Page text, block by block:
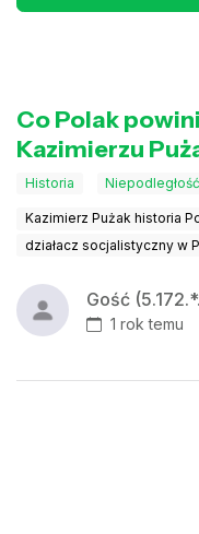
Co Polak
Kazimierzu
Historia Niepodległość
Kazimierz Pużak historia
działacz socjalistyczny w
Gość
1 rok temu